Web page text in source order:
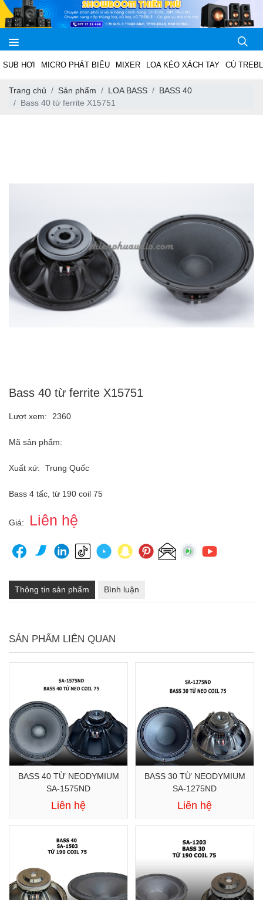
SUB HƠI MICRO PHÁT BIỂU MIXER LOA KÉO XÁCH TAY CỦ
Trang chủ Sản phẩm LOA BASS
BASS 40
Bass 40 từ ferrite X15751
Bass 40 từ ferrite X15751
Lượt xem: 2360
Mã sản phẩm:
Xuất xứ: Trung Quốc
Bass 4 tấc, từ 190 coil 75
Giá: Liên hệ
Thông tin sản phẩm Bình luận
SẢN PHẨM LIÊN QUAN
BASS 40 TỪ NEODYMIUM
SA-1575ND
Liên hệ
BASS 30 TỪ NEODYMIUM
SA-1275ND
Liên hệ